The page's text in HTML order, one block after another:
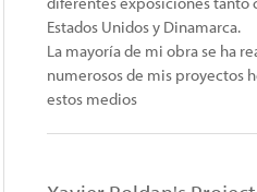
Estados Unidos y Dinamarca.
La mayoría de mi obra se ha
numerosos de mis proyectos
estos medios